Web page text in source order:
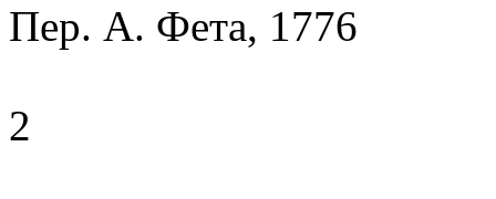
Пер. А. Фета, 1776
2